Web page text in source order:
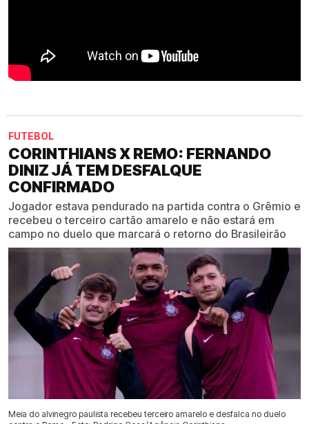
FUTEBOL
CORINTHIANS X REMO: FERNANDO
DINIZ JÁ TEM DESFALQUE
CONFIRMADO
Jogador estava pendurado na partida contra o Grêmio e
recebeu o terceiro cartão amarelo e não estará em
campo no duelo que marcará o retorno do Brasileirão
Meia do alvinegro paulista recebeu terceiro amarelo e desfalca no duelo